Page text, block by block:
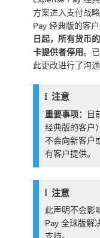
方案进入支付战
Pay 经典版的客
日起，所有货币
卡提供者停用。
此更改进行了沟通
注意
重要事项：
目
经典版的客户
不会向新客户
有客户提供。
注意
此声明不会影
Pay 全球版解